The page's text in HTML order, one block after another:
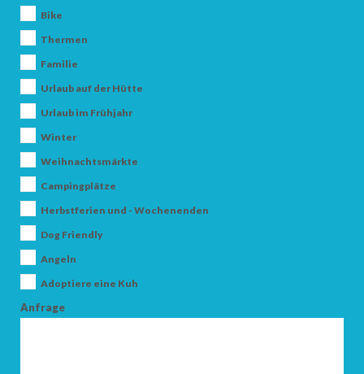
Bike
Thermen
Familie
Urlaub auf der Hütte
Urlaub im Frühjahr
Winter
Weihnachtsmärkte
Campingplätze
Herbstferien und - Wochenenden
Dog Friendly
Angeln
Adoptiere eine Kuh
Anfrage